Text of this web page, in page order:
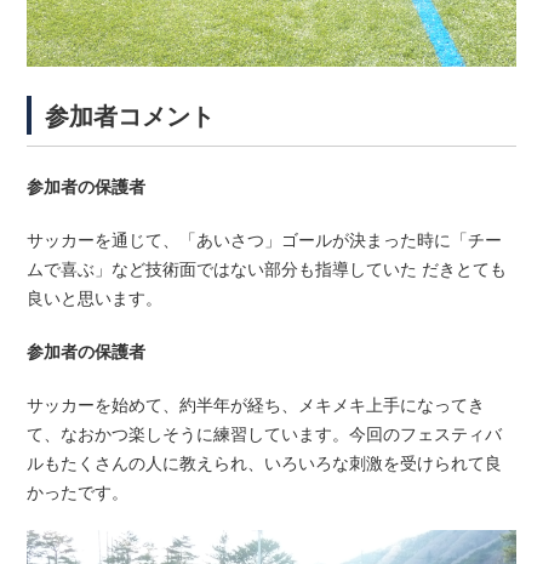
参加者コメント
参加者の保護者
サッカーを通じて、「あいさつ」ゴールが決まった時に「チー
ムで喜ぶ」など技術面ではない部分も指導していた だきとても
良いと思います。
参加者の保護者
サッカーを始めて、約半年が経ち、メキメキ上手になってき
て、なおかつ楽しそうに練習しています。今回のフェスティバ
ルもたくさんの人に教えられ、いろいろな刺激を受けられて良
かったです。